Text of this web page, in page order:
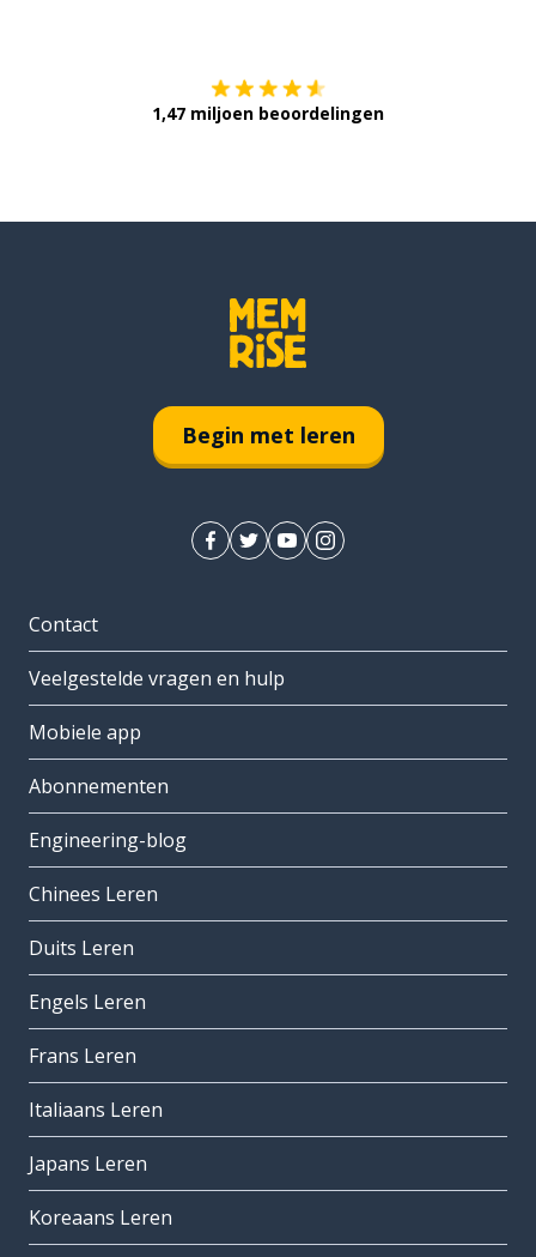
1,47 miljoen beoordelingen
Begin met leren
Contact
Veelgestelde vragen en hulp
Mobiele app
Abonnementen
Engineering-blog
Chinees Leren
Duits Leren
Engels Leren
Frans Leren
Italiaans Leren
Japans Leren
Koreaans Leren